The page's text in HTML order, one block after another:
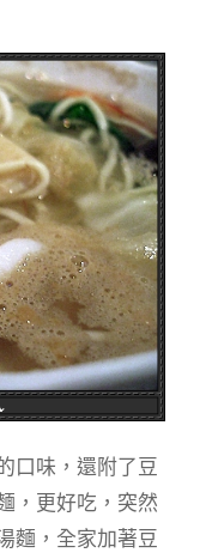
口味，還附了豆
，更好吃，突然
麵，全家加著豆